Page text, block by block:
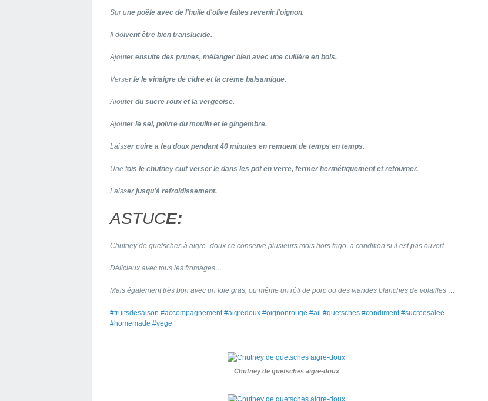
Sur une poêle avec de l'huile d'olive faites revenir l'oignon.
Il doivent être bien translucide.
Ajouter ensuite des prunes, mélanger bien avec une cuillère en bois.
Verser le le vinaigre de cidre et la crème balsamique.
Ajouter du sucre roux et la vergeoise.
Ajouter le sel, poivre du moulin et le gingembre.
Laisser cuire a feu doux pendant 40 minutes en remuent de temps en temps.
Une fois le chutney cuit verser le dans les pot en verre, fermer hermétiquement et retourner.
Laisser jusqu'à refroidissement.
ASTUCE:
Chutney de quetsches à aigre -doux ce conserve plusieurs mois hors frigo, a condition si il est pas ouvert..
Délicieux avec tous les fromages…
Mais également très bon avec un foie gras, ou même un rôti de porc ou des viandes blanches de volailles …
#fruitsdesaison #accompagnement #aigredoux #oignonrouge #ail #quetsches #condiment #sucreesalee
#homemade #vege
Chutney de quetsches aigre-doux